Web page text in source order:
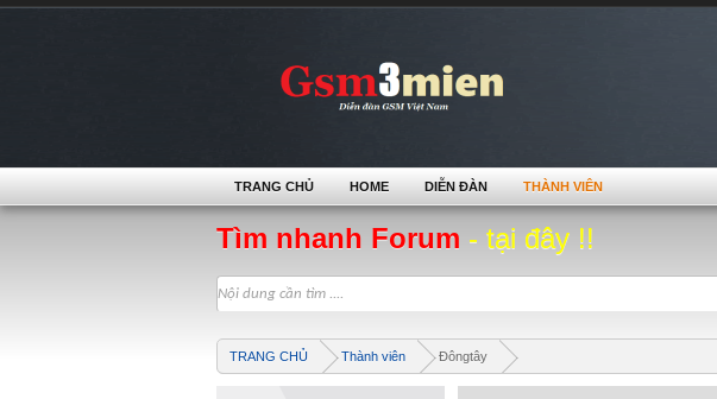
Tìm nhanh Forum - tại đây !!
TRANG CHỦ Thành viên Đôngtây
TRANG CHỦ HOME DIỄN ĐÀN THÀNH VIÊN